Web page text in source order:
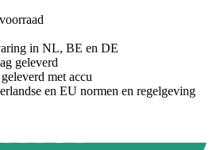
in NL, BE en DE
geleverd
met accu
en EU normen en regelgeving